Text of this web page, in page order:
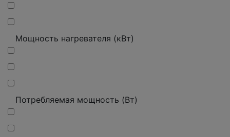
Мощность нагревателя (кВт)
Потребляемая мощность (Вт)